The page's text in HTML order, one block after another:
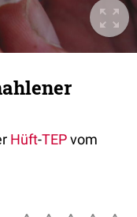
Hüft-TEPvom